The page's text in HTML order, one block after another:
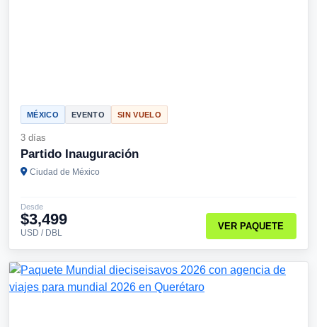
MÉXICO EVENTO SIN VUELO
3 días
Partido Inauguración
Ciudad de México
Desde
$3,499
USD / DBL
VER PAQUETE